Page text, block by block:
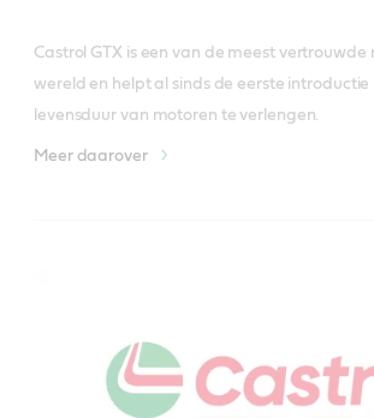
Castrol GTX is een van de meest vertrouwde
wereld en helpt al sinds de eerste introductie
levensduur van motoren te verlengen.
Meer daarover